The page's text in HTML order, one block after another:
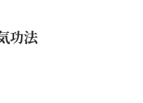
功法